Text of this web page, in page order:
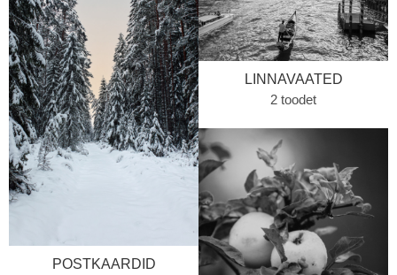
POSTKAARDID
LINNAVAATED
2 toodet